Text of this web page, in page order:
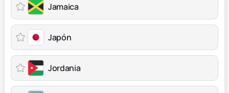
Jamaica
Japón
Jordania